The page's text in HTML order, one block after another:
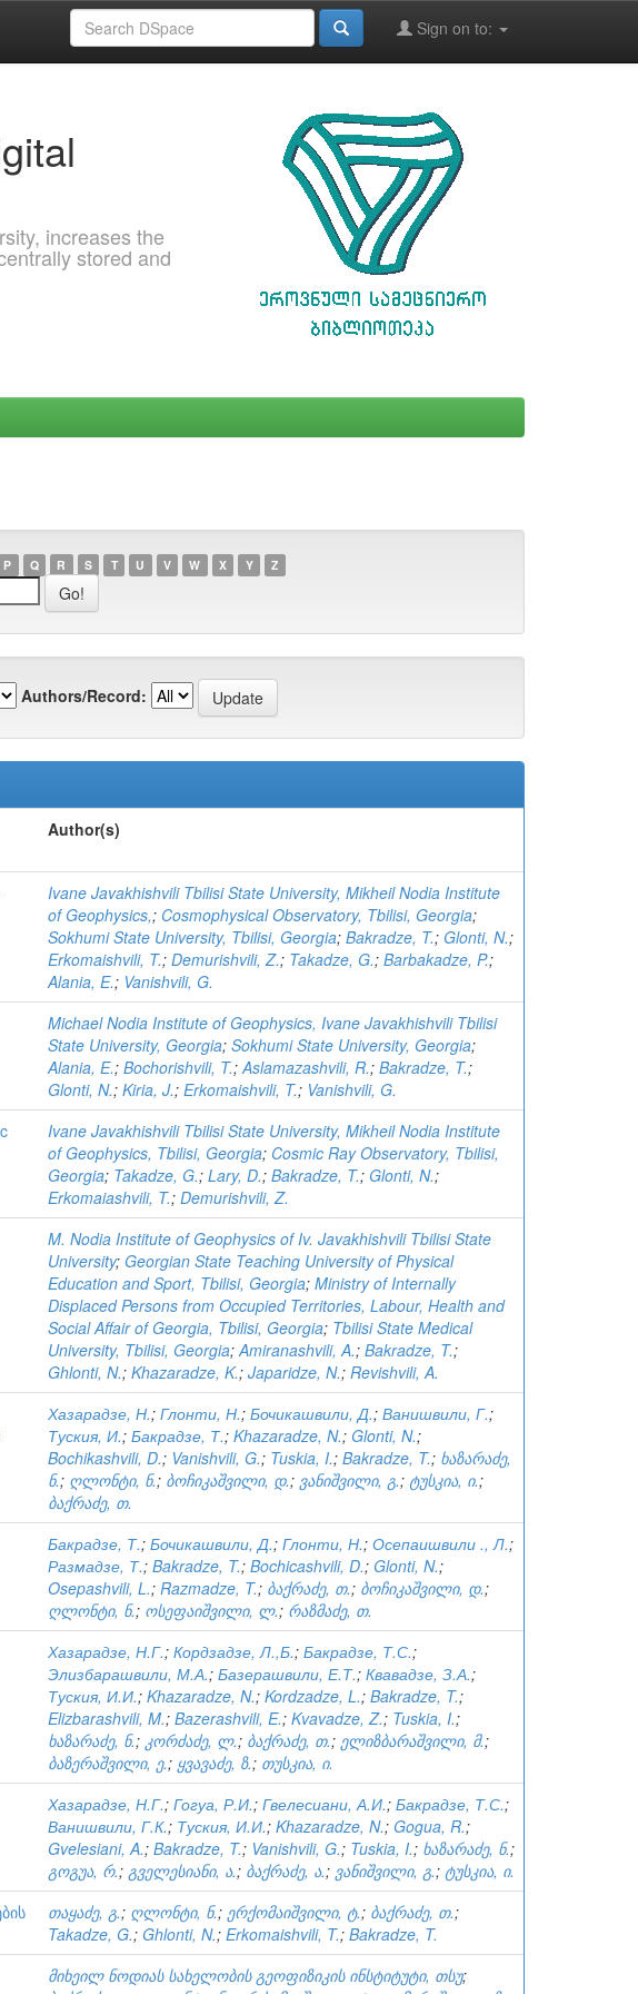
Sign on to:
increases the
stored and
P Q R S T U V W X Y Z
Authors/Record:
Author(s)
Ivane Javakhishvili Tbilisi State University, Mikheil Nodia Institute
of Geophysics,; Cosmophysical Observatory, Tbilisi, Georgia;
Sokhumi State University, Tbilisi, Georgia; Bakradze, T.; Glonti, N.;
Erkomaishvili, T.; Demurishvili, Z.; Takadze, G.; Barbakadze, P.;
Alania, E.; Vanishvili, G.
Michael Nodia Institute of Geophysics, Ivane Javakhishvili Tbilisi
State University, Georgia; Sokhumi State University, Georgia;
Alania, E.; Bochorishvili, T.;Aslamazashvili, R.; Bakradze, T.;
Glonti, N.; Kiria, J.; Erkomaishvili, T.; Vanishvili, G.
Ivane Javakhishvili Tbilisi State University, Mikheil Nodia Institute
of Geophysics, Tbilisi, Georgia; Cosmic Ray Observatory, Tbilisi,
Georgia; Takadze, G.; Lary, D.; Bakradze, T.; Glonti, N.;
Erkomaiashvili, T.; Demurishvili, Z.
M. Nodia Institute of Geophysics of Iv. Javakhishvili Tbilisi State
University; Georgian State Teaching University of Physical
Education and Sport, Tbilisi, Georgia; Ministry of Internally
Displaced Persons from Occupied Territories, Labour, Health and
Social Affair of Georgia, Tbilisi, Georgia; Tbilisi State Medical
University, Tbilisi, Georgia;Amiranashvili, A.; Bakradze, T.;
Ghlonti, N.; Khazaradze, K.; Japaridze, N.; Revishvili, A.
Хазарадзе, Н.; Глонти, Н.; Бочикашвили, Д.; Ванишвили, Г.;
Туския, И.; Бакрадзе, Т.; Khazaradze, N.; Glonti, N.;
Bochikashvili, D.; Vanishvili, G.; Tuskia, I.; Bakradze, T.; ხაზარაძე,
ნ.; ღლონტი, ნ.; ბოჩიკაშვილი, დ.; ვანიშვილი, გ.; ტუსკია, ი.;
ბაქრაძე, თ.
Бакрадзе, Т.; Бочикашвили, Д.; Глонти, Н.; Осепаишвили ., Л.;
Размадзе, Т.; Bakradze, T.; Bochicashvili, D.; Glonti, N.;
Osepashvili, L.; Razmadze, T.; ბაქრაძე, თ.; ბოჩიკაშვილი, დ.;
ღლონტი, ნ.; ოსეფაიშვილი, ლ.; რაზმაძე, თ.
Хазарадзе, Н.Г.; Кордзадзе, Л.,Б.; Бакрадзе, Т.С.;
Элизбарашвили, М.А.; Базерашвили, Е.Т.; Квавадзе, З.А.;
Туския, И.И.; Khazaradze, N.; Kordzadze, L.; Bakradze, T.;
Elizbarashvili, M.; Bazerashvili, E.; Kvavadze, Z.; Tuskia, I.;
ხაზარაძე, ნ.; კორძაძე, ლ.; ბაქრაძე, თ.; ელიზბარაშვილი, მ.;
ბაზერაშვილი, ე.; ყვავაძე, ზ.; თუსკია, ი.
Хазарадзе, Н.Г.; Гогуа, Р.И.; Гвелесиани, А.И.; Бакрадзе, Т.С.;
Ванишвили, Г.К.; Туския, И.И.; Khazaradze, N.; Gogua, R.;
Gvelesiani, A.; Bakradze, T.; Vanishvili, G.; Tuskia, I.; ხაზარაძე, ნ.;
გოგუა, რ.; გველესიანი, ა.; ბაქრაძე, ა.; ვანიშვილი, გ.; ტუსკია, ი.
თაყაძე, გ.; ღლონტი, ნ.; ერქომაიშვილი, ტ.; ბაქრაძე, თ.;
Takadze, G.; Ghlonti, N.; Erkomaishvili, T.; Bakradze, T.
მიხეილ ნოდიას სახელობის გეოფიზიკის ინსტიტუტი, თსუ;